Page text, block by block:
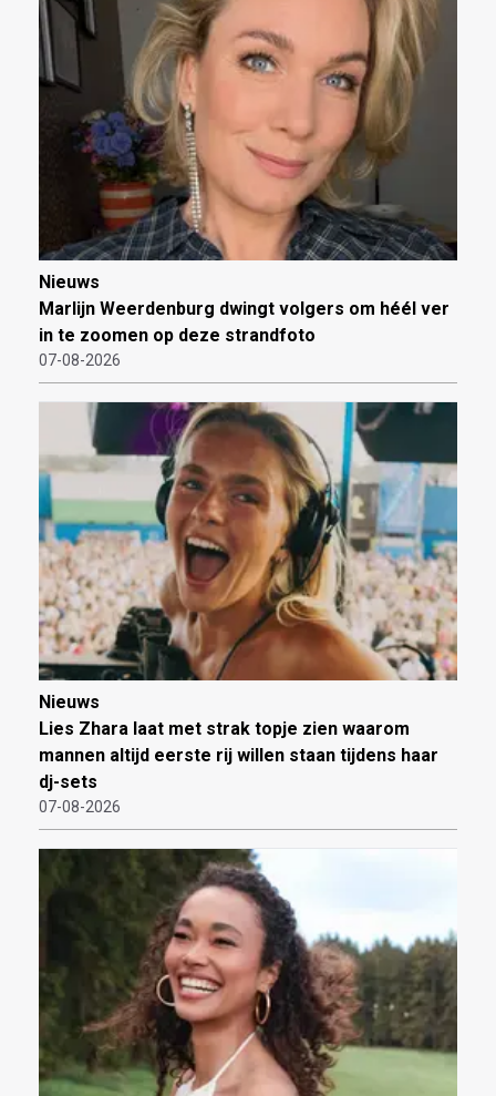
Nieuws
Marlijn Weerdenburg dwingt volgers om héél ver
in te zoomen op deze strandfoto
07-08-2026
Nieuws
Lies Zhara laat met strak topje zien waarom
mannen altijd eerste rij willen staan tijdens haar
dj-sets
07-08-2026